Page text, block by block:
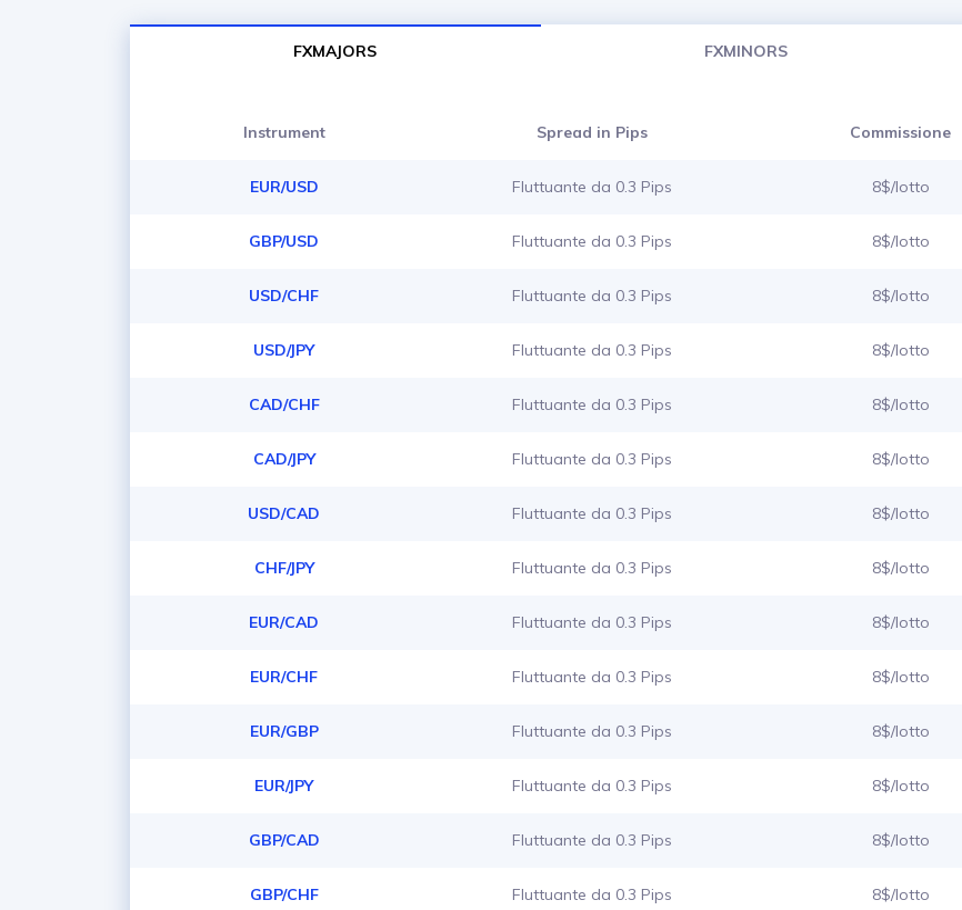
FXMAJORS FXMINORS
Instrument Spread in Pips Commissione
EUR/USD Fluttuante da 0.3 Pips 8$/lotto
GBP/USD Fluttuante da 0.3 Pips 8$/lotto
USD/CHF Fluttuante da 0.3 Pips 8$/lotto
USD/JPY Fluttuante da 0.3 Pips 8$/lotto
CAD/CHF Fluttuante da 0.3 Pips 8$/lotto
CAD/JPY Fluttuante da 0.3 Pips 8$/lotto
USD/CAD Fluttuante da 0.3 Pips 8$/lotto
CHF/JPY Fluttuante da 0.3 Pips 8$/lotto
EUR/CAD Fluttuante da 0.3 Pips 8$/lotto
EUR/CHF Fluttuante da 0.3 Pips 8$/lotto
EUR/GBP Fluttuante da 0.3 Pips 8$/lotto
EUR/JPY Fluttuante da 0.3 Pips 8$/lotto
GBP/CAD Fluttuante da 0.3 Pips 8$/lotto
GBP/CHF Fluttuante da 0.3 Pips 8$/lotto